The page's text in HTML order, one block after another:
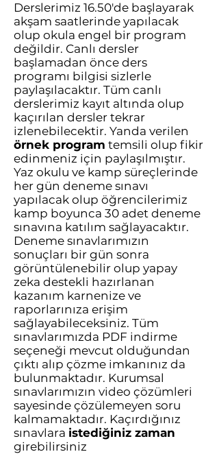
Derslerimiz 16.50'de başlayarak
akşam saatlerinde yapılacak
olup okula engel bir program
değildir. Canlı dersler
başlamadan önce ders
programı bilgisi sizlerle
paylaşılacaktır. Tüm canlı
derslerimiz kayıt altında olup
kaçırılan dersler tekrar
izlenebilecektir. Yanda verilen
örnek program temsili olup fikir
edinmeniz için paylaşılmıştır.
Yaz okulu ve kamp süreçlerinde
her gün deneme sınavı
yapılacak olup öğrencilerimiz
kamp boyunca 30 adet deneme
sınavına katılım sağlayacaktır.
Deneme sınavlarımızın
sonuçları bir gün sonra
görüntülenebilir olup yapay
zeka destekli hazırlanan
kazanım karnenize ve
raporlarınıza erişim
sağlayabileceksiniz. Tüm
sınavlarımızda PDF indirme
seçeneği mevcut olduğundan
çıktı alıp çözme imkanınız da
bulunmaktadır. Kurumsal
sınavlarımızın video çözümleri
sayesinde çözülemeyen soru
kalmamaktadır. Kaçırdığınız
sınavlara istediğiniz zaman
girebilirsiniz